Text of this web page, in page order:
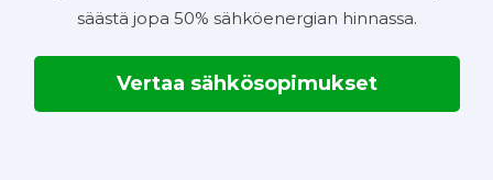
säästä jopa 50% sähköenergian hinnassa.
Vertaa sähkösopimukset